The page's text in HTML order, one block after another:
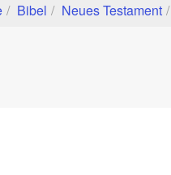
Bibel Neues Testament